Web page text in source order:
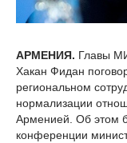
АРМЕНИЯ. Главы
Хакан Фидан
региональном
нормализации
Арменией. Об этом
конференции